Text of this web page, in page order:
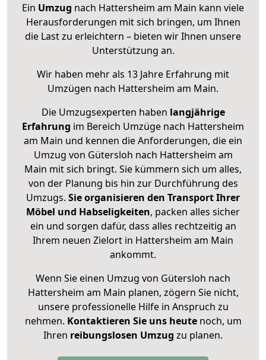
Ein Umzug nach Hattersheim am Main kann viele
Herausforderungen mit sich bringen, um Ihnen
die Last zu erleichtern – bieten wir Ihnen unsere
Unterstützung an.
Wir haben mehr als 13 Jahre Erfahrung mit
Umzügen nach Hattersheim am Main.
Die Umzugsexperten haben langjährige
Erfahrung im Bereich Umzüge nach Hattersheim
am Main und kennen die Anforderungen, die ein
Umzug von Gütersloh nach Hattersheim am
Main mit sich bringt. Sie kümmern sich um alles,
von der Planung bis hin zur Durchführung des
Umzugs. Sie organisieren den Transport Ihrer
Möbel und Habseligkeiten, packen alles sicher
ein und sorgen dafür, dass alles rechtzeitig an
Ihrem neuen Zielort in Hattersheim am Main
ankommt.
Wenn Sie einen Umzug von Gütersloh nach
Hattersheim am Main planen, zögern Sie nicht,
unsere professionelle Hilfe in Anspruch zu
nehmen. Kontaktieren Sie uns heutenoch, um
Ihren reibungslosen Umzug zu planen.